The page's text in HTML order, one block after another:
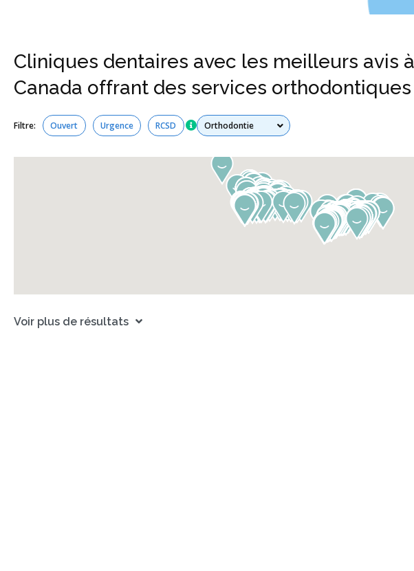
Cliniques dentaires avec les meilleurs avis
Canada offrant des services orthodontiques
Filtre: Ouvert Urgence RCSD Tous les services
Voir plus de résultats